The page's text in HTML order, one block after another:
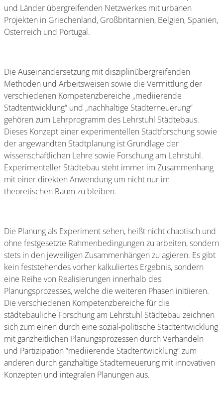
und Länder übergreifenden Netzwerkes mit urbanen
Projekten in Griechenland, Großbritannien, Belgien, Spanien,
Österreich und Portugal.
Die Auseinandersetzung mit disziplinübergreifenden
Methoden und Arbeitsweisen sowie die Vermittlung der
verschiedenen Kompetenzbereiche „mediierende
Stadtentwicklung“ und „nachhaltige Stadterneuerung“
gehören zum Lehrprogramm des Lehrstuhl Städtebaus.
Dieses Konzept einer experimentellen Stadtforschung sowie
der angewandten Stadtplanung ist Grundlage der
wissenschaftlichen Lehre sowie Forschung am Lehrstuhl.
Experimenteller Städtebau steht immer im Zusammenhang
mit einer direkten Anwendung um nicht nur im
theoretischen Raum zu bleiben.
Die Planung als Experiment sehen, heißt nicht chaotisch und
ohne festgesetzte Rahmenbedingungen zu arbeiten, sondern
stets in den jeweiligen Zusammenhängen zu agieren. Es gibt
kein feststehendes vorher kalkuliertes Ergebnis, sondern
eine Reihe von Realisierungen innerhalb des
Planungsprozesses, welche die weiteren Phasen initiieren.
Die verschiedenen Kompetenzbereiche für die
städtebauliche Forschung am Lehrstuhl Städtebau zeichnen
sich zum einen durch eine sozial-politische Stadtentwicklung
mit ganzheitlichen Planungsprozessen durch Verhandeln
und Partizipation “mediierende Stadtentwicklung” zum
anderen durch ganzhaltige Stadterneuerung mit innovativen
Konzepten und integralen Planungen aus.